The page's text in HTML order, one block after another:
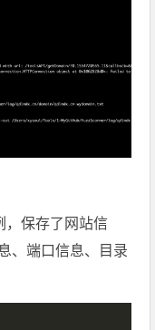
，保存了网站信
、端口信息、目录